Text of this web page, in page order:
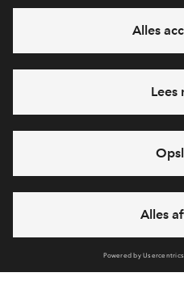
eventuele
Ja, ik wil
Heb je een vraag en wil je
712
6 dagen per week
vandaag van